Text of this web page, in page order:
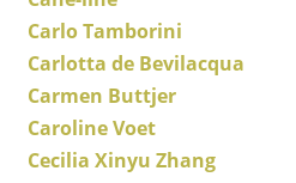
Petits rangements
Pièces détachées
... voir tous les rangements
Luminaires
Carlo Tamborini
Carlotta de Bevilacqua
Carmen Buttjer
Caroline Voet
Cecilia Xinyu Zhang